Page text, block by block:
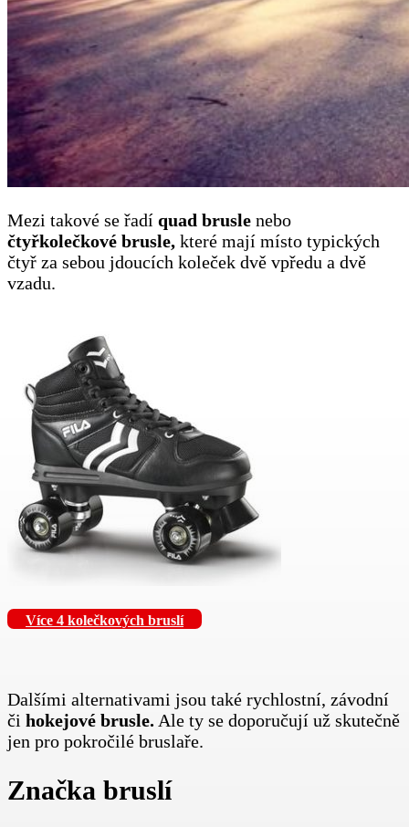
Mezi takové se řadí quad brusle nebo
čtyřkolečkové brusle, které mají místo typických
čtyř za sebou jdoucích koleček dvě vpředu a dvě
vzadu.
Více 4 kolečkových bruslí
Dalšími alternativami jsou také rychlostní, závodní
či hokejové brusle. Ale ty se doporučují už skutečně
jen pro pokročilé bruslaře.
Značka bruslí